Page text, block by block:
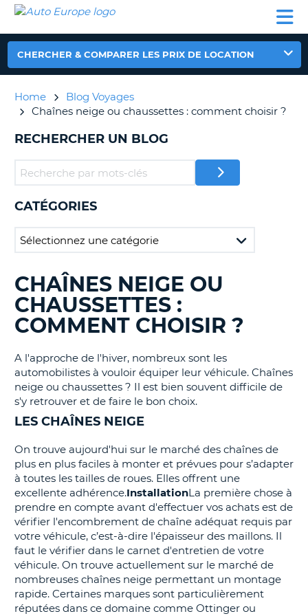
LOCATION
VOITURE
CAMPING-
CAR
CLIENT
AUTO
EUROPE
LOCATION
VOITURE
CAR
PARTENAIRES
CLIENT
COMPTE
GÉRER
MA
CHERCHER & COMPARER LES PRIX DE LOCATION
Home
Blog Voyages
Chaînes neige ou chaussettes : comment choisir ?
RECHERCHER UN BLOG
CATÉGORIES
RECHERCHER
DES
BLOGS......
CHAÎNES NEIGE OU
CHAUSSETTES :
COMMENT CHOISIR ?
A l'approche de l'hiver, nombreux sont les
automobilistes à vouloir équiper leur véhicule. Chaînes
neige ou chaussettes ? Il est bien souvent difficile de
s'y retrouver et de faire le bon choix.
LES CHAÎNES NEIGE
On trouve aujourd'hui sur le marché des chaînes de
plus en plus faciles à monter et prévues pour s’adapter
à toutes les tailles de roues. Elles offrent une
excellente adhérence.InstallationLa première chose à
prendre en compte avant d'effectuer vos achats est de
vérifier l'encombrement de chaîne adéquat requis par
votre véhicule, c’est-à-dire l'épaisseur des maillons. Il
faut le vérifier dans le carnet d'entretien de votre
véhicule. On trouve actuellement sur le marché de
nombreuses chaînes neige permettant un montage
rapide. Certaines marques sont particulièrement
réputées dans ce domaine comme Ottinger ou